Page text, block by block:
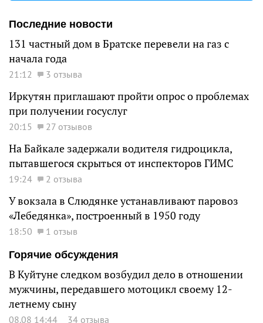
Последние новости
131 частный дом в Братске перевели на газ с
начала года
21:12 3 отзыва
Иркутян приглашают пройти опрос о проблемах
при получении госуслуг
20:15 27 отзывов
На Байкале задержали водителя гидроцикла,
пытавшегося скрыться от инспекторов ГИМС
19:24 2 отзыва
У вокзала в Слюдянке устанавливают паровоз
«Лебедянка», построенный в 1950 году
18:50
1 отзыв
Горячие обсуждения
В Куйтуне следком возбудил дело в отношении
мужчины, передавшего мотоцикл своему 12-
летнему сыну
08.08 14:44 34 отзыва